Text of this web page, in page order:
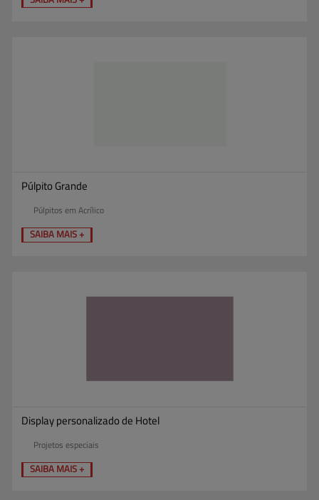
Púlpito Grande
Púlpitos em Acrílico
SAIBA MAIS +
Display personalizado de Hotel
Projetos especiais
SAIBA MAIS +